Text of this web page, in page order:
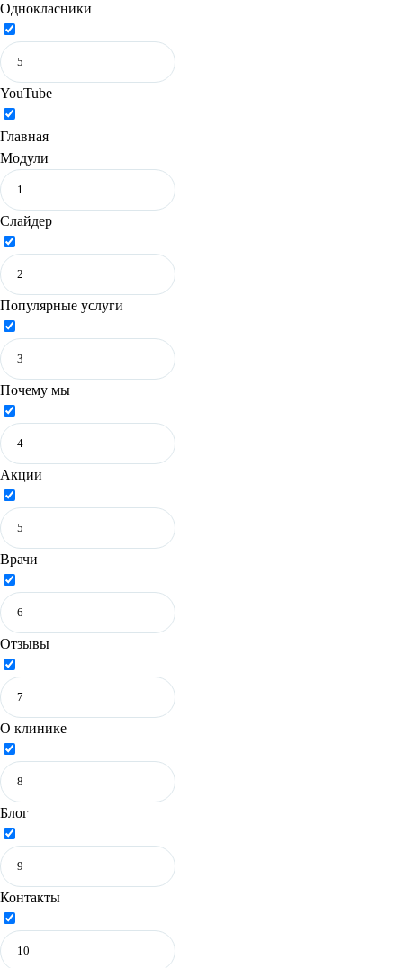
Однокласники
YouTube
Главная
Модули
Слайдер
Популярные услуги
Почему мы
Акции
Врачи
Отзывы
О клинике
Блог
Контакты